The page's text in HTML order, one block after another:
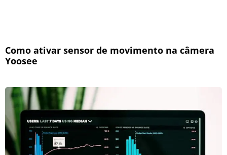
Como ativar sensor de movimento na câmera
Yoosee